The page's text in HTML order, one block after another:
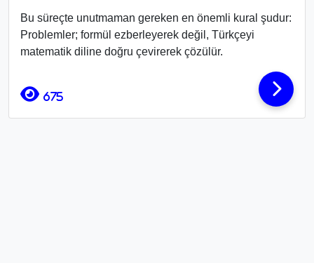
Bu süreçte unutmaman gereken en önemli kural şudur:
Problemler; formül ezberleyerek değil, Türkçeyi
matematik diline doğru çevirerek çözülür.
675